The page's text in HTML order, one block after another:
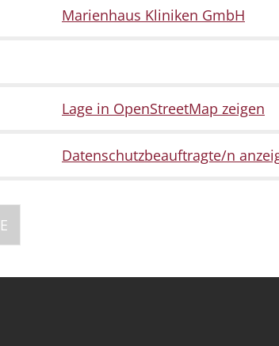
Marienhaus Kliniken GmbH
Lage in OpenStreetMap zeigen
Datenschutzbeauftragte/n